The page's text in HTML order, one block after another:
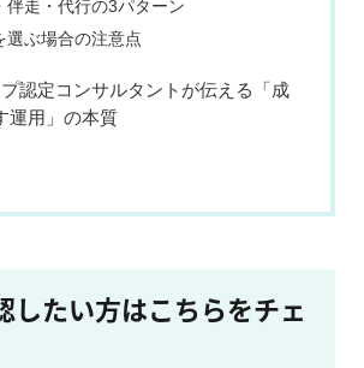
伴走・代行の3パターン
選ぶ場合の注意点
認定コンサルタントが伝える「成
運用」の本質
したい方はこちらをチェ